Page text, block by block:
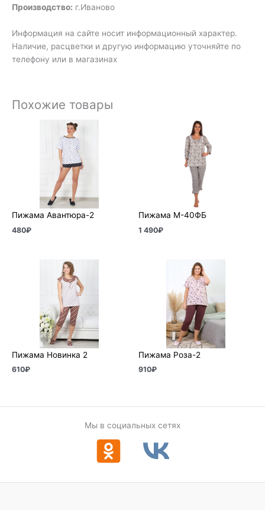
Производство: г.Иваново
Информация на сайте носит информационный характер.
Наличие, расцветки и другую информацию уточняйте по
телефону или в магазинах
Похожие товары
Пижама Авантюра-2
480₽
Пижама М-40ФБ
1 490₽
Пижама Новинка 2
610₽
Пижама Роза-2
910₽
Мы в социальных сетях